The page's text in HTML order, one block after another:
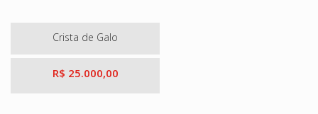
Crista de Galo
R$ 25.000,00